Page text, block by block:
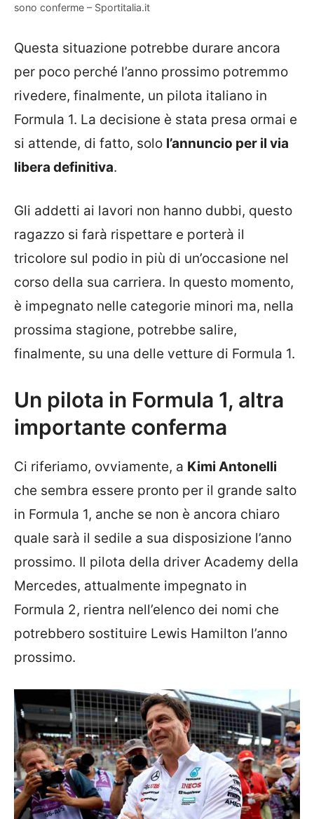
sono conferme – Sportitalia.it
Questa situazione potrebbe durare ancora
per poco perché l’anno prossimo potremmo
rivedere, finalmente, un pilota italiano in
Formula 1. La decisione è stata presa ormai e
si attende, di fatto, solo l’annuncio per il via
libera definitiva.
Gli addetti ai lavori non hanno dubbi, questo
ragazzo si farà rispettare e porterà il
tricolore sul podio in più di un’occasione nel
corso della sua carriera. In questo momento,
è impegnato nelle categorie minori ma, nella
prossima stagione, potrebbe salire,
finalmente, su una delle vetture di Formula 1.
Un pilota in Formula 1, altra
importante conferma
Ci riferiamo, ovviamente, a Kimi Antonelli
che sembra essere pronto per il grande salto
in Formula 1, anche se non è ancora chiaro
quale sarà il sedile a sua disposizione l’anno
prossimo. Il pilota della driver Academy della
Mercedes, attualmente impegnato in
Formula 2, rientra nell’elenco dei nomi che
potrebbero sostituire Lewis Hamilton l’anno
prossimo.